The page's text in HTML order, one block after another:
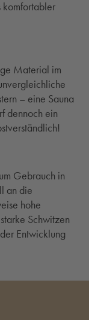
komfortabler
Material im
– eine Sauna
dennoch ein
Gebrauch in
an die
hohe
Schwitzen
Entwicklung